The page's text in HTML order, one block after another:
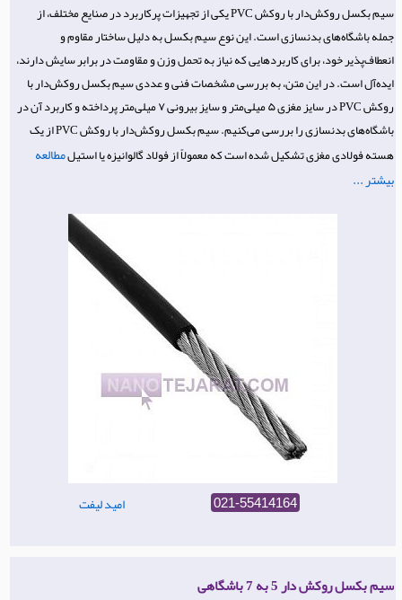
سیم بکسل روکش‌دار با روکش PVC یکی از تجهیزات پرکاربرد در صنایع مختلف، از
جمله باشگاه‌های بدنسازی است. این نوع سیم بکسل به دلیل ساختار مقاوم و
انعطاف‌پذیر خود، برای کاربردهایی که نیاز به تحمل وزن و مقاومت در برابر سایش دارند،
ایده‌آل است. در این متن، به بررسی مشخصات فنی و عددی سیم بکسل روکش‌دار با
روکش PVC در سایز مغزی ۵ میلی‌متر و سایز بیرونی ۷ میلی‌متر پرداخته و کاربرد آن در
باشگاه‌های بدنسازی را بررسی می‌کنیم. سیم بکسل روکش‌دار با روکش PVC از یک
هسته فولادی مغزی تشکیل شده است که معمولاً از فولاد گالوانیزه یا استیلمطالعه
بیشتر ...
امید لیفت 021-55414164
سیم بکسل روکش دار 5 به 7 باشگاهی